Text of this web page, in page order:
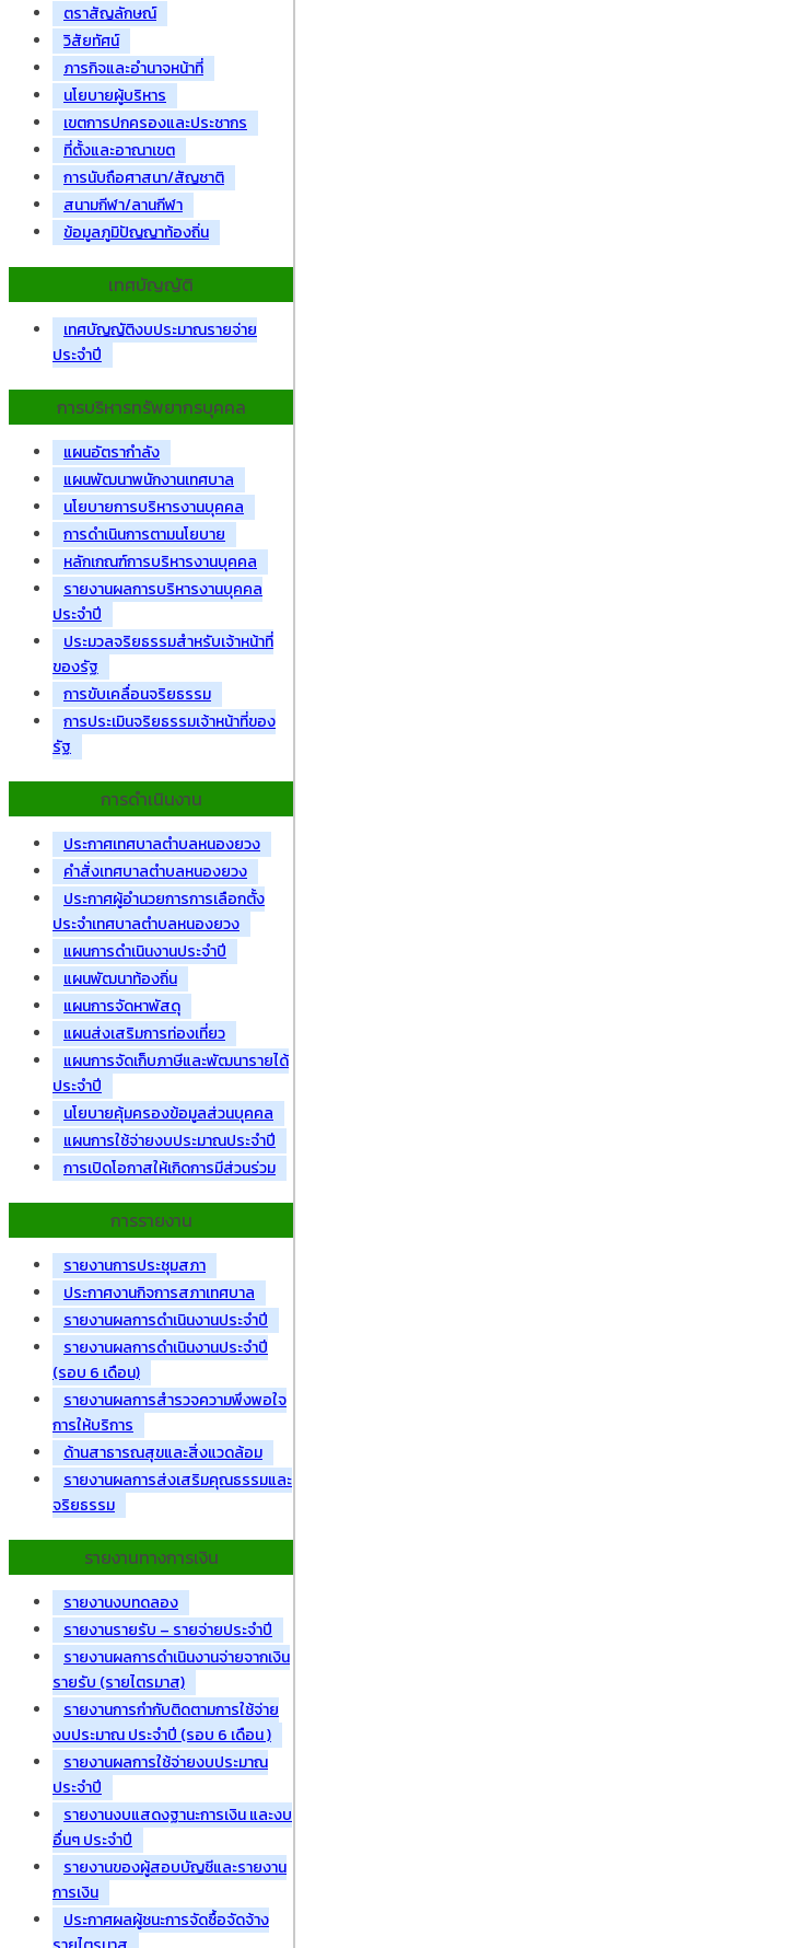
ตราสัญลักษณ์
วิสัยทัศน์
ภารกิจและอำนาจหน้าที่
นโยบายผู้บริหาร
เขตการปกครองและประชากร
ที่ตั้งและอาณาเขต
การนับถือศาสนา/สัญชาติ
สนามกีฬา/ลานกีฬา
ข้อมูลภูมิปัญญาท้องถิ่น
เทศบัญญัติ
เทศบัญญัติงบประมาณรายจ่าย
ประจำปี
การบริหารทรัพยากรบุคคล
แผนอัตรากำลัง
แผนพัฒนาพนักงานเทศบาล
นโยบายการบริหารงานบุคคล
การดำเนินการตามนโยบาย
หลักเกณฑ์การบริหารงานบุคคล
รายงานผลการบริหารงานบุคคล
ประจำปี
ประมวลจริยธรรมสำหรับเจ้าหน้าที่
ของรัฐ
การขับเคลื่อนจริยธรรม
การประเมินจริยธรรมเจ้าหน้าที่ของ
รัฐ
การดำเนินงาน
ประกาศเทศบาลตำบลหนองยวง
คำสั่งเทศบาลตำบลหนองยวง
ประกาศผู้อำนวยการการเลือกตั้ง
ประจำเทศบาลตำบลหนองยวง
แผนการดำเนินงานประจำปี
แผนพัฒนาท้องถิ่น
แผนการจัดหาพัสดุ
แผนส่งเสริมการท่องเที่ยว
แผนการจัดเก็บภาษีและพัฒนารายได้
ประจำปี
นโยบายคุ้มครองข้อมูลส่วนบุคคล
แผนการใช้จ่ายงบประมาณประจำปี
การเปิดโอกาสให้เกิดการมีส่วนร่วม
การรายงาน
รายงานการประชุมสภา
ประกาศงานกิจการสภาเทศบาล
รายงานผลการดำเนินงานประจำปี
รายงานผลการดำเนินงานประจำปี
(รอบ 6 เดือน)
รายงานผลการสำรวจความพึงพอใจ
การให้บริการ
ด้านสาธารณสุขและสิ่งแวดล้อม
รายงานผลการส่งเสริมคุณธรรมและ
จริยธรรม
รายงานทางการเงิน
รายงานงบทดลอง
รายงานรายรับ – รายจ่ายประจำปี
รายงานผลการดำเนินงานจ่ายจากเงิน
รายรับ (รายไตรมาส)
รายงานการกำกับติดตามการใช้จ่าย
งบประมาณ ประจำปี (รอบ 6 เดือน )
รายงานผลการใช้จ่ายงบประมาณ
ประจำปี
รายงานงบแสดงฐานะการเงิน และงบ
อื่นๆ ประจำปี
รายงานของผู้สอบบัญชีและรายงาน
การเงิน
ประกาศผลผู้ชนะการจัดซื้อจัดจ้าง